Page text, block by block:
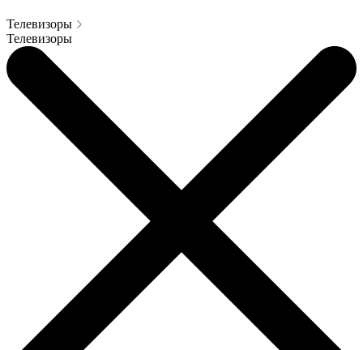
Телевизоры
Телевизоры